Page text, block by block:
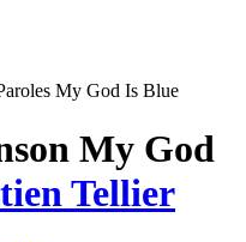
My God Is Blue
My God
Tellier